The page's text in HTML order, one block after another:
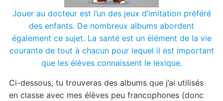
Jouer au docteur est l’un des jeux d’imitation préféré
des enfants. De nombreux albums abordent
également ce sujet. La santé est un élément de la vie
courante de tout à chacun pour lequel il est important
que les élèves connaissent le lexique.
Ci-dessous, tu trouveras des albums que j’ai utilisés
en classe avec mes élèves peu francophones (donc